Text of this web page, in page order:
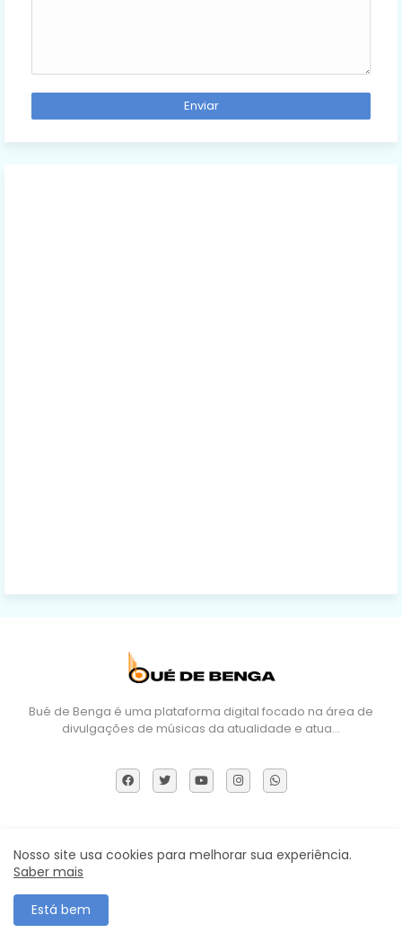
Bué de Benga é uma plataforma digital focado na área de
divulgações de músicas da atualidade e atua…
Sobre Nós DMCA Termos e Políticas Contactos
Nosso site usa cookies para melhorar sua experiência.
Saber mais
Está bem